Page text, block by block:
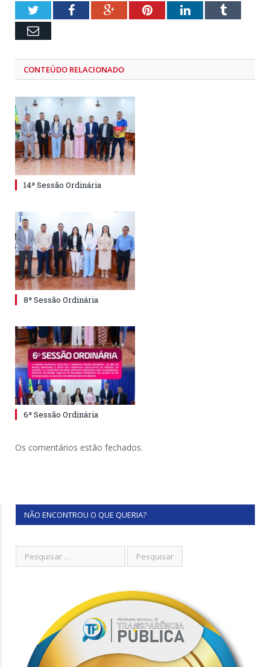
TwitterFacebookGoogle+PinterestLinkedInTumblr
Email
CONTEÚDO RELACIONADO
14ª Sessão Ordinária
8ª Sessão Ordinária
6ª Sessão Ordinária
Os comentários estão fechados.
NÃO ENCONTROU O QUE QUERIA?